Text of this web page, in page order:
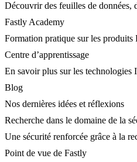
Découvrir des feuilles de données,
Fastly Academy
Formation pratique sur les produits
Centre d’apprentissage
En savoir plus sur les technologies
Blog
Nos dernières idées et réflexions
Recherche dans le domaine de la
Une sécurité renforcée grâce à la
Point de vue de Fastly